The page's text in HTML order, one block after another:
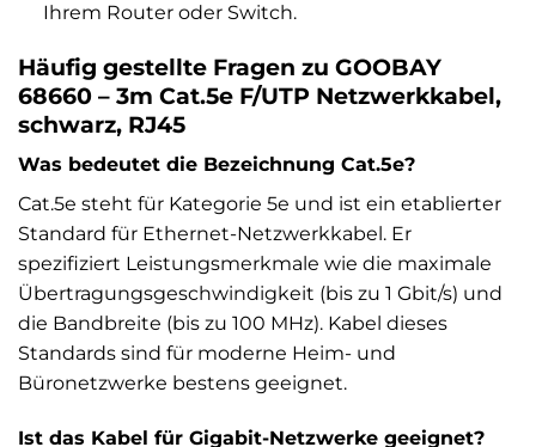
Ihrem Router oder Switch.
Häufig gestellte Fragen zu GOOBAY
68660 – 3m Cat.5e F/UTP Netzwerkkabel,
schwarz, RJ45
Was bedeutet die Bezeichnung Cat.5e?
Cat.5e steht für Kategorie 5e und ist ein etablierter
Standard für Ethernet-Netzwerkkabel. Er
spezifiziert Leistungsmerkmale wie die maximale
Übertragungsgeschwindigkeit (bis zu 1 Gbit/s) und
die Bandbreite (bis zu 100 MHz). Kabel dieses
Standards sind für moderne Heim- und
Büronetzwerke bestens geeignet.
Ist das Kabel für Gigabit-Netzwerke geeignet?